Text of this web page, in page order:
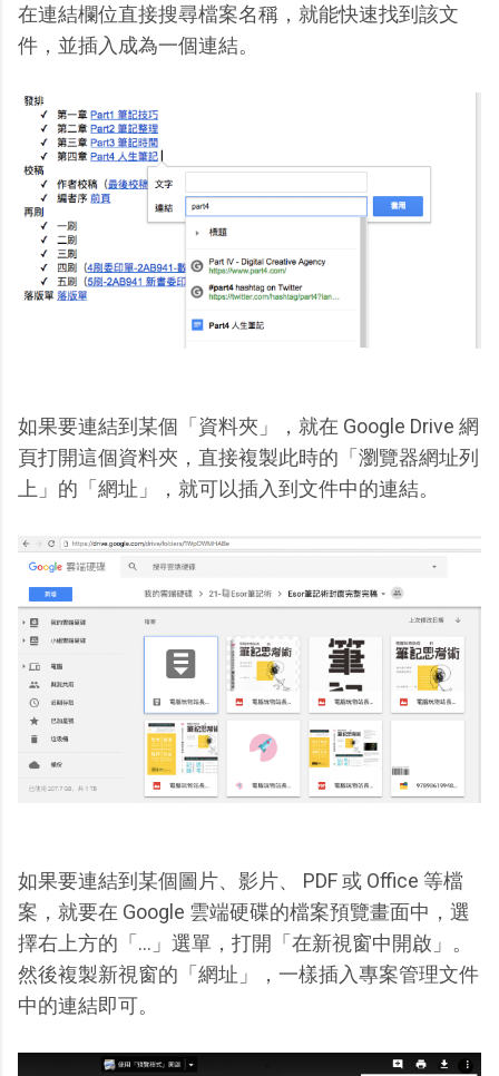
在連結欄位直接搜尋檔案名稱，就能快速找到該文
件，並插入成為一個連結。
如果要連結到某個「資料夾」，就在 Google Drive 網
頁打開這個資料夾，直接複製此時的「瀏覽器網址列
上」的「網址」，就可以插入到文件中的連結。
如果要連結到某個圖片、影片、 PDF 或 Office 等檔
案，就要在 Google 雲端硬碟的檔案預覽畫面中，選
擇右上方的「...」選單，打開「在新視窗中開啟」。
然後複製新視窗的「網址」，一樣插入專案管理文件
中的連結即可。